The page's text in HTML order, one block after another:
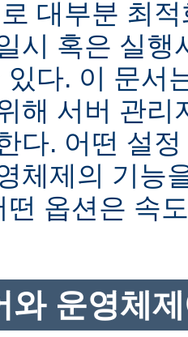
대부분 최
시 혹은 실행
있다. 이 문서
해 서버 관리
다. 어떤 설
체제의 기능
떤 옵션은 속
와 운영체